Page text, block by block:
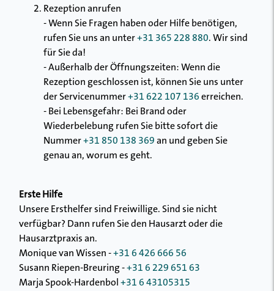
Rezeption anrufen
- Wenn Sie Fragen haben oder Hilfe benötigen,
rufen Sie uns an unter+31 365 228 880. Wir sind
für Sie da!
- Außerhalb der Öffnungszeiten: Wenn die
Rezeption geschlossen ist, können Sie uns unter
der Servicenummer+31 622 107 136 erreichen.
- Bei Lebensgefahr: Bei Brand oder
Wiederbelebung rufen Sie bitte sofort die
Nummer+31 850 138 369 an und geben Sie
genau an, worum es geht.
Erste Hilfe
Unsere Ersthelfer sind Freiwillige. Sind sie nicht
verfügbar? Dann rufen Sie den Hausarzt oder die
Hausarztpraxis an.
Monique van Wissen -+31 6 426 666 56
Susann Riepen-Breuring -+31 6 229 651 63
Marja Spook-Hardenbol +31 6 43105315